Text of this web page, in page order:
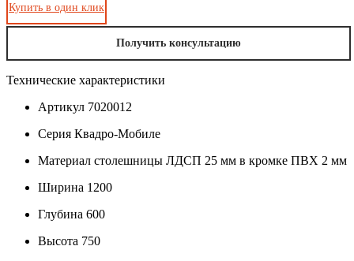
Купить в один клик
Получить консультацию
Технические характеристики
Артикул 7020012
Серия Квадро-Мобиле
Материал столешницы ЛДСП 25 мм в кромке ПВХ 2 мм
Ширина 1200
Глубина 600
Высота 750